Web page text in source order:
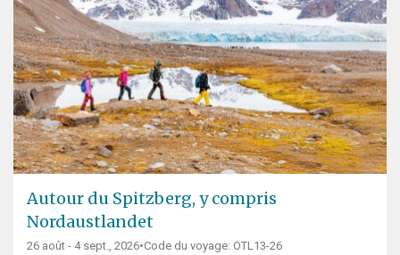
Autour du Spitzberg, y compris
Nordaustlandet
26 août - 4 sept., 2026•Code du voyage: OTL13-26